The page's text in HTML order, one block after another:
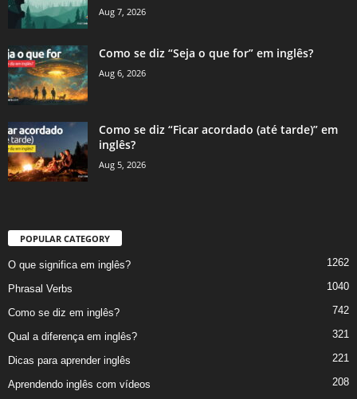
Aug 7, 2026
Como se diz “Seja o que for” em inglês?
Aug 6, 2026
Como se diz “Ficar acordado (até tarde)” em
inglês?
Aug 5, 2026
POPULAR CATEGORY
O que significa em inglês? 1262
Phrasal Verbs 1040
Como se diz em inglês? 742
Qual a diferença em inglês? 321
Dicas para aprender inglês 221
Aprendendo inglês com vídeos 208